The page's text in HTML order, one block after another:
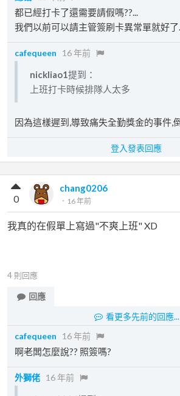
都已經打卡了還需要請假嗎??...
我們以前可以請主管簽刷卡異常單就好了
cafequeen 16 年前
nickliao1提到：
上班打卡時候排隊人太多
因為這樣遲到,導致痛失全勤獎金的事件,
登入發表回應
chang0206
． 16 年前
0
我真的在假單上寫過"不爽上班" XD
4 則回應
回應
看更多先前的回應...
cafequeen
16 年前
啊老闆怎麼說?? 照簽嗎?
外獅佬 16 年前